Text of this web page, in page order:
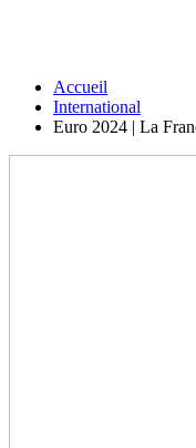
Accueil
International
Euro 2024 | La